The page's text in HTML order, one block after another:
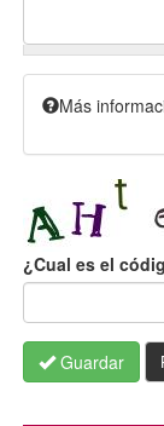
Más
¿Cual es el
Guardar